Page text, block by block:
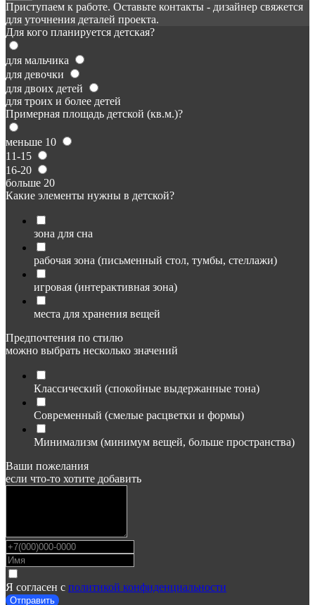
Приступаем к работе. Оставьте контакты - дизайнер свяжется
для уточнения деталей проекта.
Для кого планируется детская?
для мальчика
для девочки
для двоих детей
для троих и более детей
Примерная площадь детской (кв.м.)?
меньше 10
11-15
16-20
больше 20
Какие элементы нужны в детской?
зона для сна
рабочая зона (письменный стол, тумбы, стеллажи)
игровая (интерактивная зона)
места для хранения вещей
Предпочтения по стилю
можно выбрать несколько значений
Классический (спокойные выдержанные тона)
Современный (смелые расцветки и формы)
Минимализм (минимум вещей, больше пространства)
Ваши пожелания
если что-то хотите добавить
Я согласен с политикой конфиденциальности
Отправить